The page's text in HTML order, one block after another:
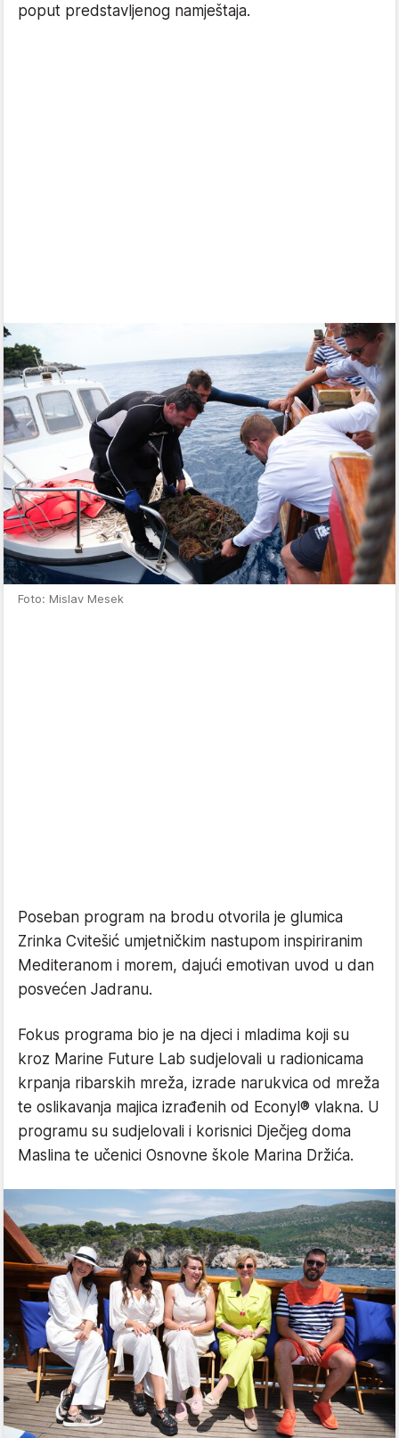
poput predstavljenog namještaja.
Foto: Mislav Mesek
Poseban program na brodu otvorila je glumica
Zrinka Cvitešić umjetničkim nastupom inspiriranim
Mediteranom i morem, dajući emotivan uvod u dan
posvećen Jadranu.
Fokus programa bio je na djeci i mladima koji su
kroz Marine Future Lab sudjelovali u radionicama
krpanja ribarskih mreža, izrade narukvica od mreža
te oslikavanja majica izrađenih od Econyl® vlakna. U
programu su sudjelovali i korisnici Dječjeg doma
Maslina te učenici Osnovne škole Marina Držića.